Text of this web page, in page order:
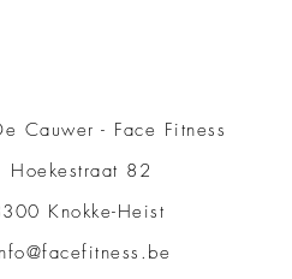
Cauwer - Face Fitness
Hoekestraat 82
Knokke-Heist